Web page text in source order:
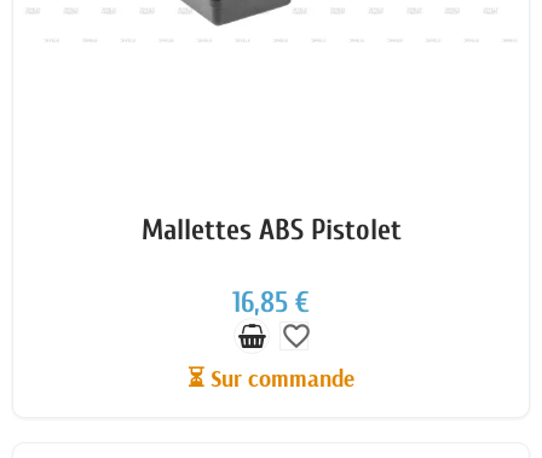
Mallettes ABS Pistolet
16,85 €
favorite_border
⏳ Sur commande